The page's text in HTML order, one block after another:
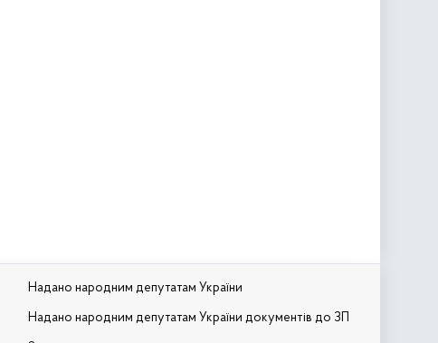
Надано народним депутатам України
Надано народним депутатам України документів до ЗП